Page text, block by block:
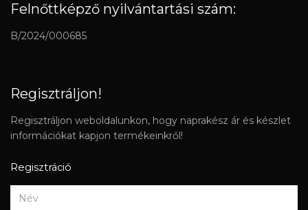
Felnőttképző nyilvántartási szám:
B/2024/000685
Regisztráljon!
Regisztráljon weboldalunkon, hogy naprakész ár és készlet
információkat kapjon termékeinkről!
Regisztráció